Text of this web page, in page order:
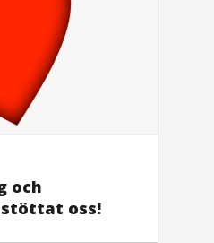
och
stöttat oss!